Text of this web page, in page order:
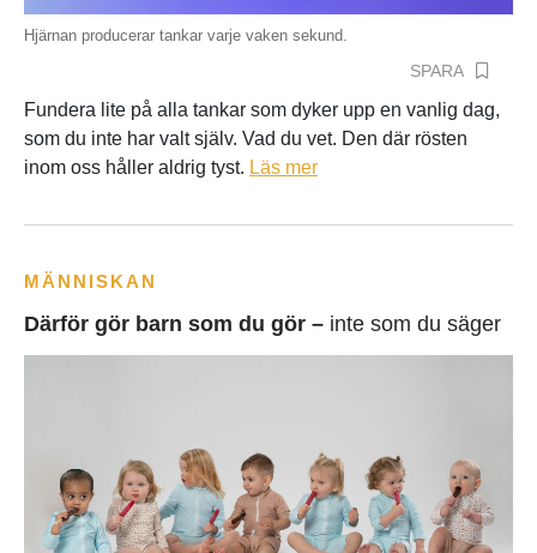
Hjärnan producerar tankar varje vaken sekund.
SPARA
Fundera lite på alla tankar som dyker upp en vanlig dag,
som du inte har valt själv. Vad du vet. Den där rösten
inom oss håller aldrig tyst. Läs mer
MÄNNISKAN
Därför gör barn som du gör – inte som du säger